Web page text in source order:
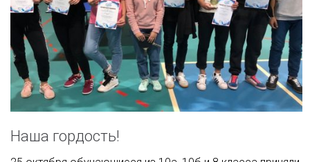
Наша гордость!